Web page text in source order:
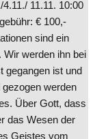
11.11. 10:00
€ 100,-
sind ein
Wir werden ihn bei
gegangen ist und
werden
Über Gott, dass
das Wesen der
Geistes vom